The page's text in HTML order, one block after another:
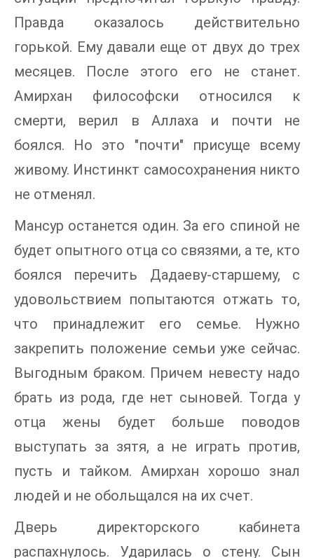
Правда оказалось действительно
горькой. Ему давали еще от двух до трех
месяцев. После этого его не станет.
Амирхан философски относился к
смерти, верил в Аллаха и почти не
боялся. Но это "почти" присуще всему
живому. Инстинкт самосохранения никто
не отменял.
Мансур останется один. За его спиной не
будет опытного отца со связями, а те, кто
боялся перечить Дадаеву-старшему, с
удовольствием попытаются отжать то,
что принадлежит его семье. Нужно
закрепить положение семьи уже сейчас.
Выгодным браком. Причем невесту надо
брать из рода, где нет сыновей. Тогда у
отца жены будет больше поводов
выступать за зятя, а не играть против,
пусть и тайком. Амирхан хорошо знал
людей и не обольщался на их счет.
Дверь директорского кабинета
распахнулось. Ударилась о стену. Сын